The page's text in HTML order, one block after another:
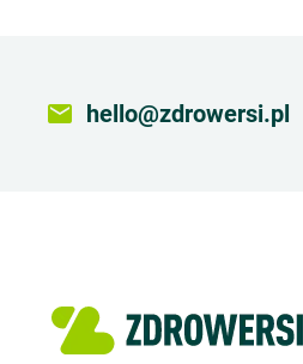
email hello@zdrowersi.pl